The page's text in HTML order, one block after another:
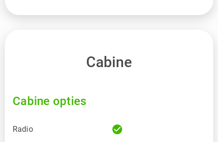
Cabine
Cabine opties
Radio check_circle